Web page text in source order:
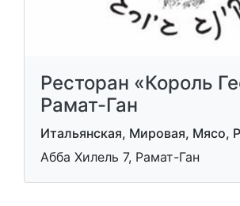
Ресторан «Король
Рамат-Ган
Итальянская, Мировая, Мясо,
Абба Хилель 7, Рамат-Ган